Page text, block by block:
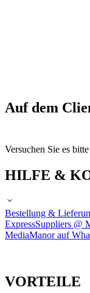
Auf dem
Versuchen Sie es
HILFE &
Bestellung &
ExpressSuppliers @
MediaManor auf
VORTEILE